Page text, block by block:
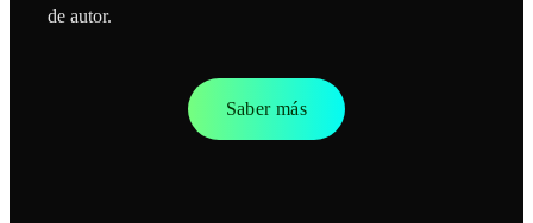
de autor.
Saber más